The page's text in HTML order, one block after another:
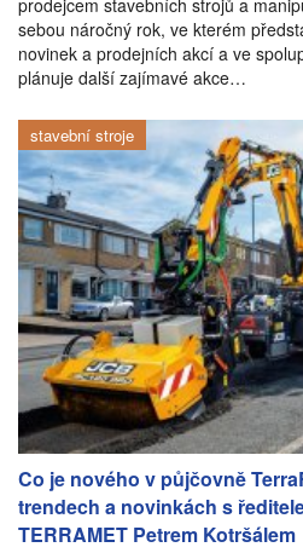
sebou náročný rok, ve kterém
novinek a prodejních akcí a ve
plánuje další zajímavé akce…
stavební stroje
Co je nového v půjčovně
trendech a novinkách s
TERRAMET Petrem Kotršálem